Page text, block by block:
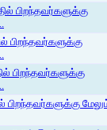
பிறந்தவர்களுக்கு
பிறந்தவர்களுக்கு
பிறந்தவர்களுக்கு